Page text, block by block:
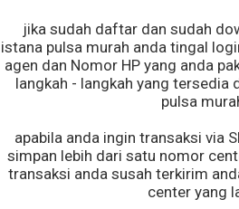
jika sudah daftar dan sudah
istana pulsa murah anda tingal
agen dan Nomor HP yang anda
langkah - langkah yang tersedia
pulsa
apabila anda ingin transaksi via
simpan lebih dari satu nomor
transaksi anda susah terkirim
center yang